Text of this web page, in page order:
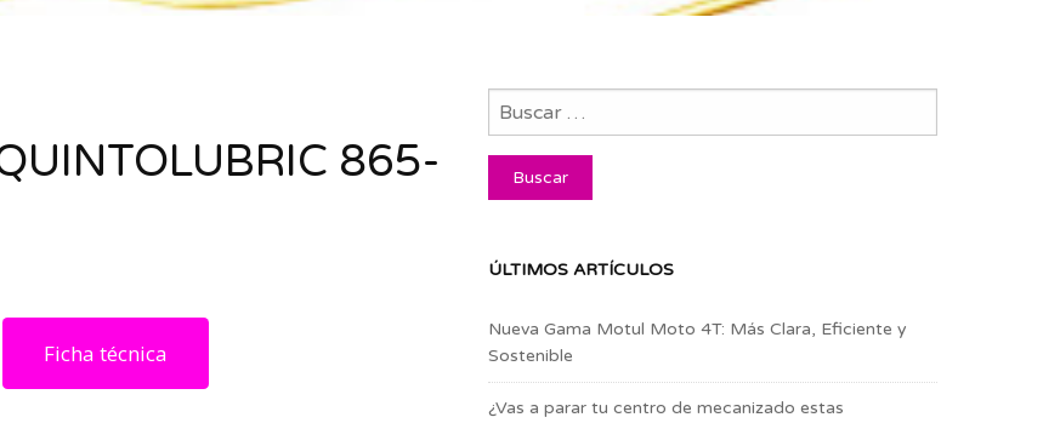
865-
Ficha técnica
ÚLTIMOS ARTÍCULOS
Nueva Gama Motul Moto 4T: Más Clara, Eficiente y
Sostenible
¿Vas a parar tu centro de mecanizado estas